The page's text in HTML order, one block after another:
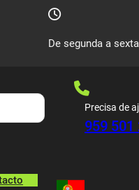
De segunda a
Precisa de
959 501